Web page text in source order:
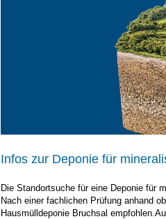
Infos zur Deponie für
Die Standortsuche für eine Deponie für
Nach einer fachlichen Prüfung anhand
Hausmülldeponie Bruchsal